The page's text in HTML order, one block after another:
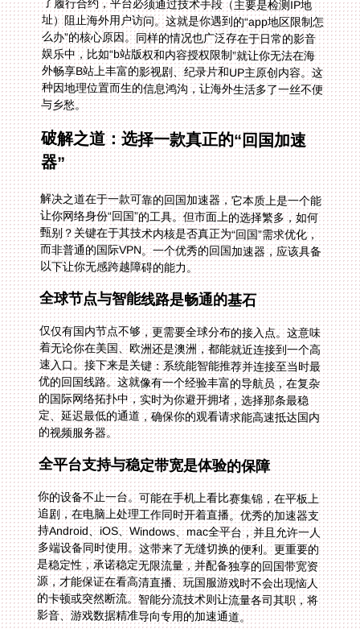
与乡愁。
破解之道：选择一款真正的“回国加速
器”
解决之道在于一款可靠的回国加速器，它本质上是一个能
让你网络身份“回国”的工具。但市面上的选择繁多，如何
甄别？关键在于其技术内核是否真正为“回国”需求优化，
而非普通的国际VPN。一个优秀的回国加速器，应该具备
以下让你无感跨越障碍的能力。
全球节点与智能线路是畅通的基石
仅仅有国内节点不够，更需要全球分布的接入点。这意味
着无论你在美国、欧洲还是澳洲，都能就近连接到一个高
速入口。接下来是关键：系统能智能推荐并连接至当时最
优的回国线路。这就像有一个经验丰富的导航员，在复杂
的国际网络拓扑中，实时为你避开拥堵，选择那条最稳
定、延迟最低的通道，确保你的观看请求能高速抵达国内
的视频服务器。
全平台支持与稳定带宽是体验的保障
你的设备不止一台。可能在手机上看比赛集锦，在平板上
追剧，在电脑上处理工作同时开着直播。优秀的加速器支
持Android、iOS、Windows、mac全平台，并且允许一人
多端设备同时使用。这带来了无缝切换的便利。更重要的
是稳定性，承诺稳定无限流量，并配备独享的回国带宽资
源，才能保证在看高清直播、玩国服游戏时不会出现恼人
的卡顿或突然断流。智能分流技术则让流量各司其职，将
影音、游戏数据精准导向专用的加速通道。